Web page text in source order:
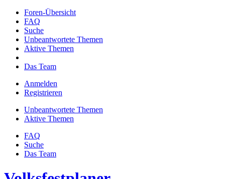
Foren-Übersicht
FAQ
Suche
Unbeantwortete Themen
Aktive Themen
Das Team
Anmelden
Registrieren
Unbeantwortete Themen
Aktive Themen
FAQ
Suche
Das Team